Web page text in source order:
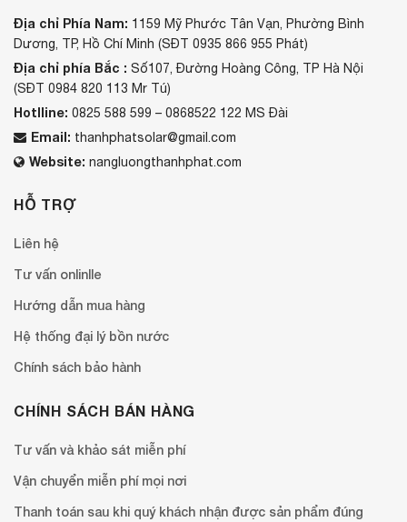
Địa chỉ Phía Nam: 1159 Mỹ Phước Tân Vạn, Phường Bình
Dương, TP, Hồ Chí Minh (SĐT 0935 866 955 Phát)
Địa chỉ phía Bắc : Số107, Đường Hoàng Công, TP Hà Nội
(SĐT 0984 820 113 Mr Tú)
Hotlline: 0825 588 599 – 0868522 122 MS Đài
Email: thanhphatsolar@gmail.com
Website: nangluongthanhphat.com
HỖ TRỢ
Liên hệ
Tư vấn onlinlle
Hướng dẫn mua hàng
Hệ thống đại lý bồn nước
Chính sách bảo hành
CHÍNH SÁCH BÁN HÀNG
Tư vấn và khảo sát miễn phí
Vận chuyển miễn phí mọi nơi
Thanh toán sau khi quý khách nhận được sản phẩm đúng